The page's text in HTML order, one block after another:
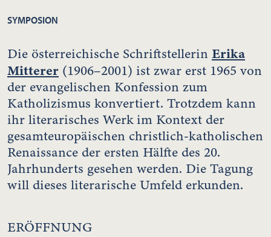
SYMPOSION
Die österreichische Schriftstellerin Erika
Mitterer (1906–2001) ist zwar erst 1965 von
der evangelischen Konfession zum
Katholizismus konvertiert. Trotzdem kann
ihr literarisches Werk im Kontext der
gesamteuropäischen christlich-katholischen
Renaissance der ersten Hälfte des 20.
Jahrhunderts gesehen werden. Die Tagung
will dieses literarische Umfeld erkunden.
ERÖFFNUNG